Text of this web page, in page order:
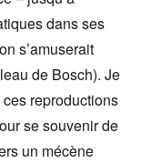
dans ses
s’amuserait
de Bosch). Je
reproductions
se souvenir de
un mécène